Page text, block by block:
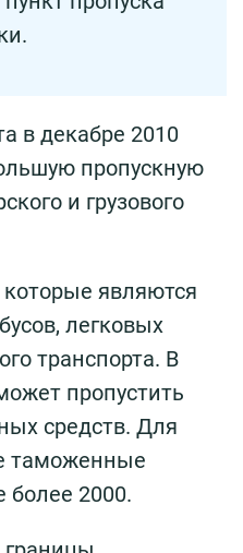
в декабре 2010
пропускную
и грузового
которые являются
легковых
транспорта. В
пропустить
средств. Для
таможенные
более 2000.